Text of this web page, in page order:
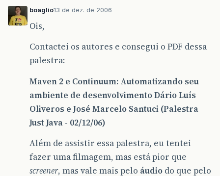
boaglio13 de dez. de 2006
Ois,
Contactei os autores e consegui o PDF dessa
palestra:
Maven 2 e Continuum: Automatizando seu
ambiente de desenvolvimento Dário Luís
Oliveros e José Marcelo Santuci (Palestra
Just Java - 02/12/06)
Além de assistir essa palestra, eu tentei
fazer uma filmagem, mas está pior que
screener, mas vale mais pelo áudio do que pelo